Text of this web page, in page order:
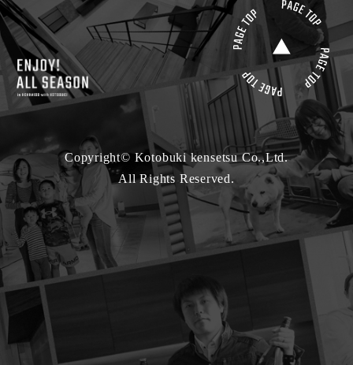
Copyright© Kotobuki kensetsu Co.,Ltd.
All Rights Reserved.
モデルハウス来場 最新カタログ